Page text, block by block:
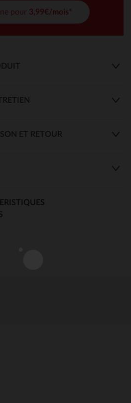
pour 3,99€/mois*
ET RETOUR